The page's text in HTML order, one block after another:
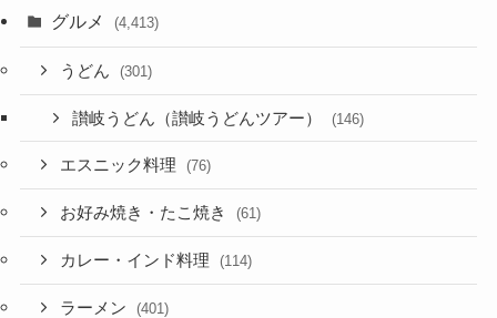
グルメ (4,413)
うどん (301)
讃岐うどん（讃岐うどんツアー） (146)
エスニック料理 (76)
お好み焼き・たこ焼き (61)
カレー・インド料理 (114)
ラーメン (401)